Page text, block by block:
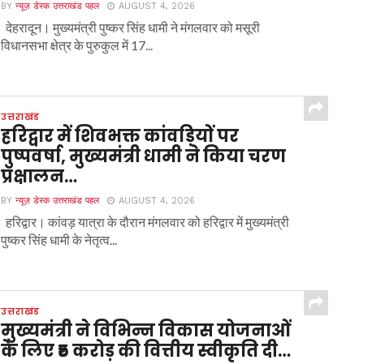
BYन्यूज़ डेस्क उत्तराखंड पहल AUGUST 4, 2026
देहरादून। मुख्यमंत्री पुष्कर सिंह धामी ने मंगलवार को मसूरी
विधानसभा क्षेत्र के पुरुकुल में 17...
उत्तराखंड
हरिद्वार में शिवभक्त कांवड़ियों पर
पुष्पवर्षा, मुख्यमंत्री धामी ने किया चरण
प्रक्षालन…
BYन्यूज़ डेस्क उत्तराखंड पहल AUGUST 4, 2026
हरिद्वार। कांवड़ यात्रा के दौरान मंगलवार को हरिद्वार में मुख्यमंत्री
पुष्कर सिंह धामी के नेतृत्व...
उत्तराखंड
मुख्यमंत्री ने विभिन्न विकास योजनाओं
के लिए ₹5 करोड़ की वित्तीय स्वीकृति दी…